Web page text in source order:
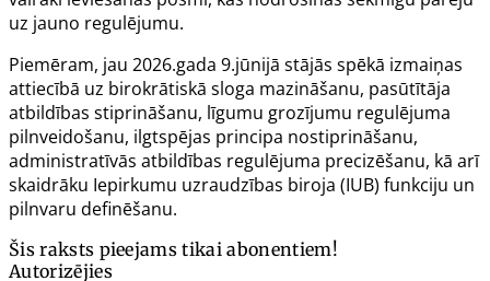
uz jauno regulējumu.
Piemēram, jau 2026.gada 9.jūnijā stājās spēkā izmaiņas
attiecībā uz birokrātiskā sloga mazināšanu, pasūtītāja
atbildības stiprināšanu, līgumu grozījumu regulējuma
pilnveidošanu, ilgtspējas principa nostiprināšanu,
administratīvās atbildības regulējuma precizēšanu, kā arī
skaidrāku Iepirkumu uzraudzības biroja (IUB) funkciju un
pilnvaru definēšanu.
Šis raksts pieejams tikai abonentiem!
Autorizējies